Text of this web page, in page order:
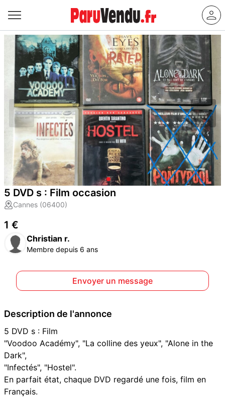
5 DVD s : Film occasion
Cannes (06400)
1 €
Christian r.
Membre depuis 6 ans
Envoyer un message
Description de l'annonce
5 DVD s : Film
"Voodoo Académy", "La colline des yeux", "Alone in the
Dark",
"Infectés", "Hostel".
En parfait état, chaque DVD regardé une fois, film en
Français.